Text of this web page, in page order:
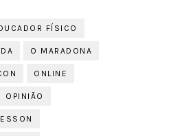
FÍSICO
O MARADONA
ONLINE
OPINIÃO